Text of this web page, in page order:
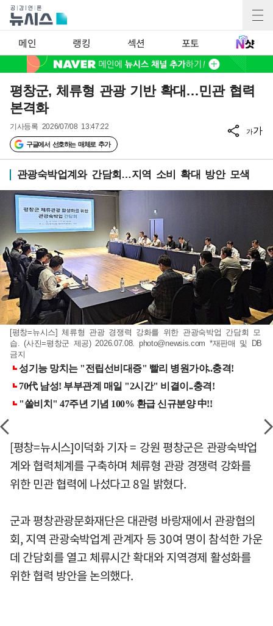
메인 랭킹 섹션 포토
평창군, 체류형 관광 기반 확대…민관 협력
본격화
기사등록 2026/07/08 13:47:22
구글에서 선호하는 매체로 추가
가가
관광숙박업계와 간담회…지역 소비 확대 방안 모색
[평창=뉴시스] 체류형 관광 경쟁력 강화를 위한 관광숙박업 간담회 모
습. (사진=평창군 제공) 2026.07.08. photo@newsis.com *재판매 및 DB
금지
[평창=뉴시스]이덕화 기자 = 강원 평창군은 관광숙박업
계와 협력체계를 구축하며 체류형 관광 경쟁력 강화를
위한 민관 협력에 나섰다고 8일 밝혔다.
군과 평창관광문화재단은 대관령 바랑재에서 관광협의
회, 지역 관광숙박업계 관계자 등 30여 명이 참석한 가운
데 간담회를 열고 체류시간 확대와 지역경제 활성화를
위한 협력 방안을 논의했다.